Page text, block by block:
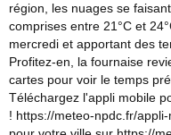
région, les nuages se
comprises entre 21°C et
mercredi et apportant des
Profitez-en, la fournaise
cartes pour voir le temps
Téléchargez l'appli mobile
! https://meteo-npdc.fr/